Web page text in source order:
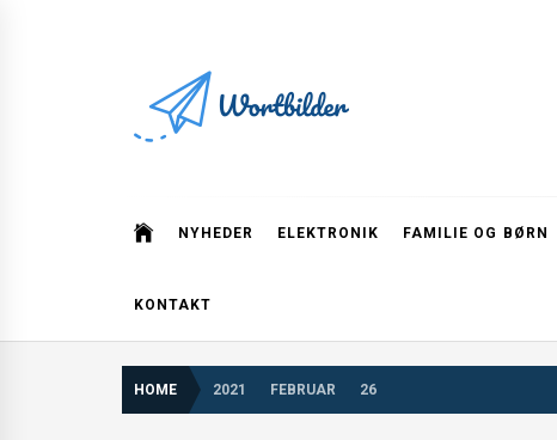
NYHEDER ELEKTRONIK FAMILIE OG BØRN
KONTAKT
HOME 2021 FEBRUAR 26